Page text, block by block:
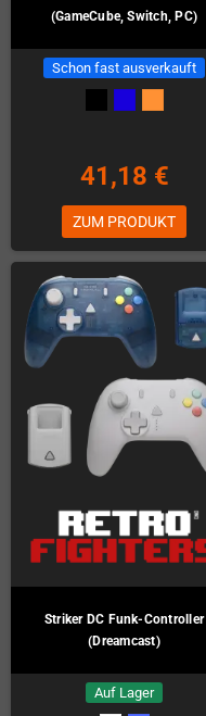
(GameCube, Switch, PC)
Schon fast ausverkauft
41,18 €
ZUM PRODUKT
Striker DC Funk-Controller
(Dreamcast)
Auf Lager